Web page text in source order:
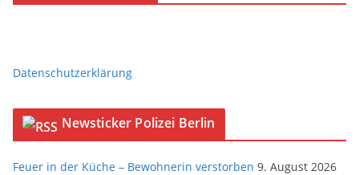
Datenschutzerklärung
Newsticker Polizei Berlin
Feuer in der Küche – Bewohnerin verstorben 9. August 2026